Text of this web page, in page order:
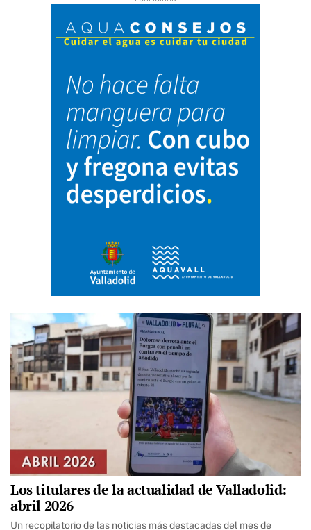
Los titulares de la actualidad de Valladolid:
abril 2026
Un recopilatorio de las noticias más destacadas del mes de